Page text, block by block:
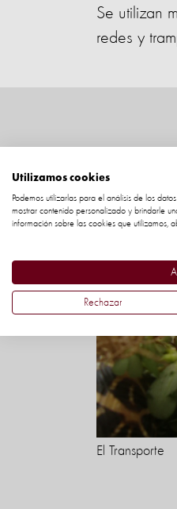
Se utilizan
redes y
El Transporte
Utilizamos cookies
Podemos utilizarlas para el análisis de los
mostrar contenido personalizado y brindarle
información sobre las cookies que utilizamos,
Rechazar